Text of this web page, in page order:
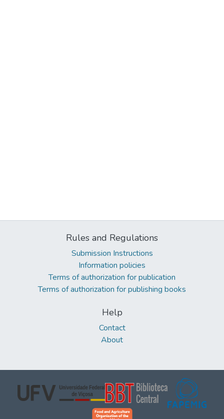
Rules and Regulations
Submission Instructions
Information policies
Terms of authorization for publication
Terms of authorization for publishing books
Help
Contact
About